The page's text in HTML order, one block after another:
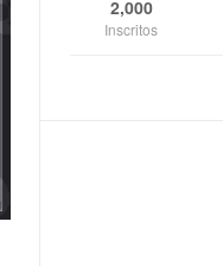
2,000
Inscritos